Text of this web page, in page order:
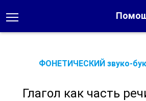
ФОНЕТИЧЕСКИЙ звуко-
Глагол как часть